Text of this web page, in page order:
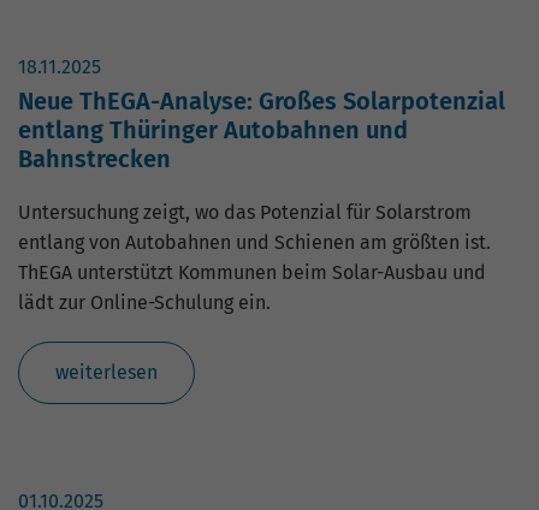
18.11.2025
Neue ThEGA-Analyse: Großes Solarpotenzial
entlang Thüringer Autobahnen und
Bahnstrecken
Untersuchung zeigt, wo das Potenzial für Solarstrom
entlang von Autobahnen und Schienen am größten ist.
ThEGA unterstützt Kommunen beim Solar-Ausbau und
lädt zur Online-Schulung ein.
weiterlesen
01.10.2025